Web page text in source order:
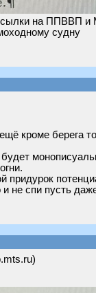
на ППВВП и
судну
кроме берега
придурок
не спи пусть